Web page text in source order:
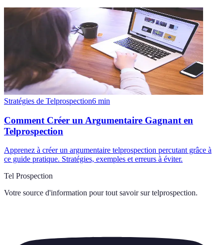
Stratégies de Telprospection6 min
Comment Créer un Argumentaire Gagnant en
Telprospection
Apprenez à créer un argumentaire telprospection percutant grâce à
ce guide pratique. Stratégies, exemples et erreurs à éviter.
Tel Prospection
Votre source d'information pour tout savoir sur telprospection.